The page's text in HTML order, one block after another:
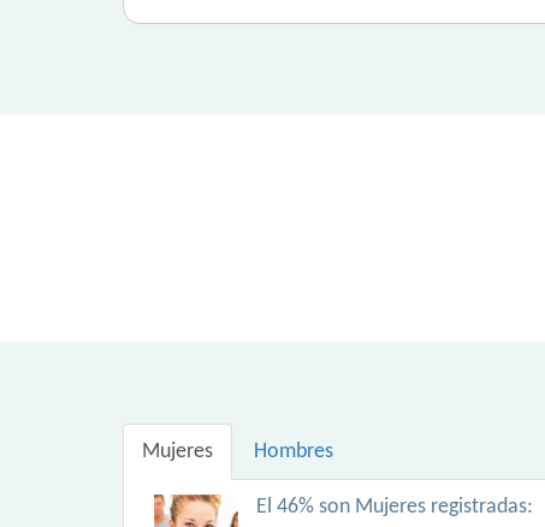
Mujeres Hombres
El 46% son Mujeres registradas: